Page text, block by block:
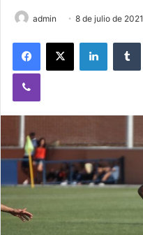
admin 8 de julio de 2021